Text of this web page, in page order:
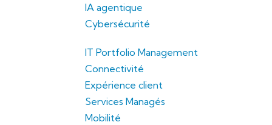
IA agentique
Cybersécurité
IT Portfolio Management
Connectivité
Expérience client
Services Managés
Mobilité